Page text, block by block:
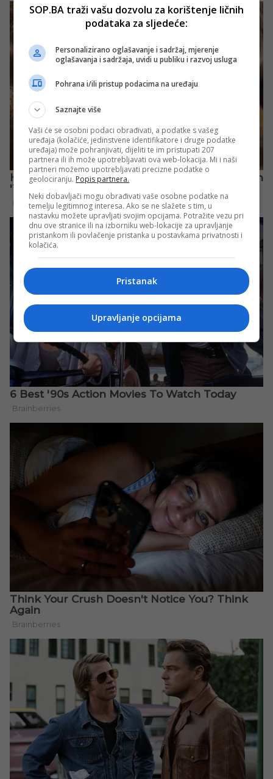
SOP.BA traži vašu dozvolu za korištenje ličnih
podataka za sljedeće:
Personalizirano oglašavanje i sadržaj, mjerenje
oglašavanja i sadržaja, uvidi u publiku i razvoj usluga
Pohrana i/ili pristup podacima na uređaju
Saznajte više
Vaši će se osobni podaci obrađivati, a podatke s vašeg
uređaja (kolačiće, jedinstvene identifikatore i druge podatke
uređaja) može pohranjivati, dijeliti te im pristupati 207
partnera ili ih može upotrebljavati ova web-lokacija. Mi i naši
partneri možemo upotrebljavati precizne podatke o
geolociranju. Popis partnera.
Neki dobavljači mogu obrađivati vaše osobne podatke na
temelju legitimnog interesa. Ako se ne slažete s tim, u
nastavku možete upravljati svojim opcijama. Potražite vezu pri
dnu ove stranice ili na izborniku web-lokacije za upravljanje
pristankom ili povlačenje pristanka u postavkama privatnosti i
kolačića.
Pristanak
Upravljanje opcijama